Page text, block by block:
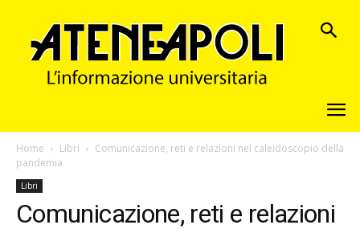
Home Libri
Comunicazione, reti e relazioni nel caleidoscopio della
pandemia
Libri
Comunicazione, reti e relazioni